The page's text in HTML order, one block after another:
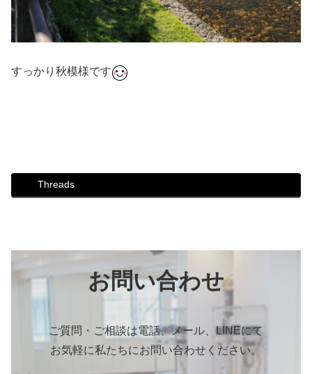
すっかり秋模様です
Threads
お問い合わせ
ご質問・ご相談は電話、メール、LINEにて
お気軽に私たちにお問い合わせください。